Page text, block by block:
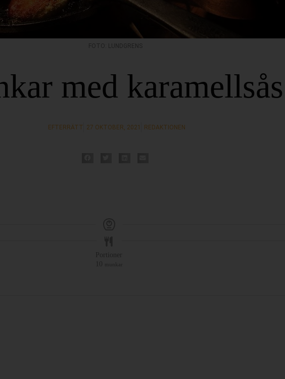
FOTO: LUNDGRENS
med karamellsås
EFTERRÄTT 27 OKTOBER, 2021 REDAKTIONEN
Portioner